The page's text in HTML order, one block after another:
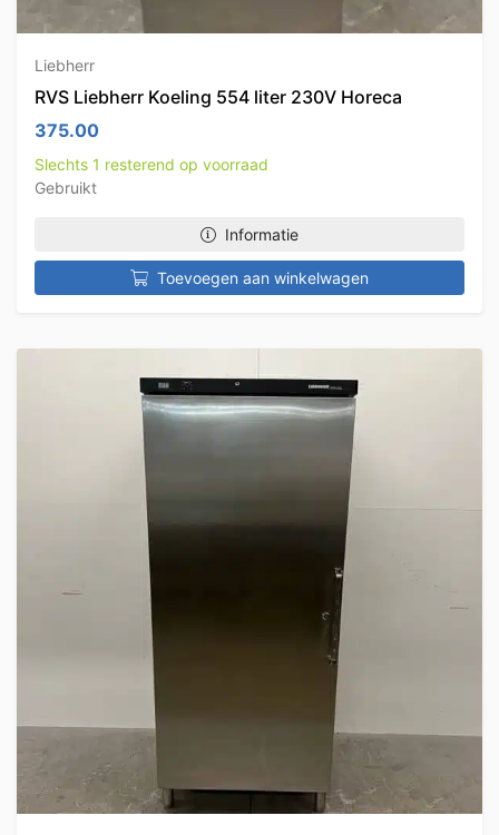
Liebherr
RVS Liebherr Koeling 554 liter 230V Horeca
375.00
Slechts 1 resterend op voorraad
Gebruikt
Informatie
Toevoegen aan winkelwagen